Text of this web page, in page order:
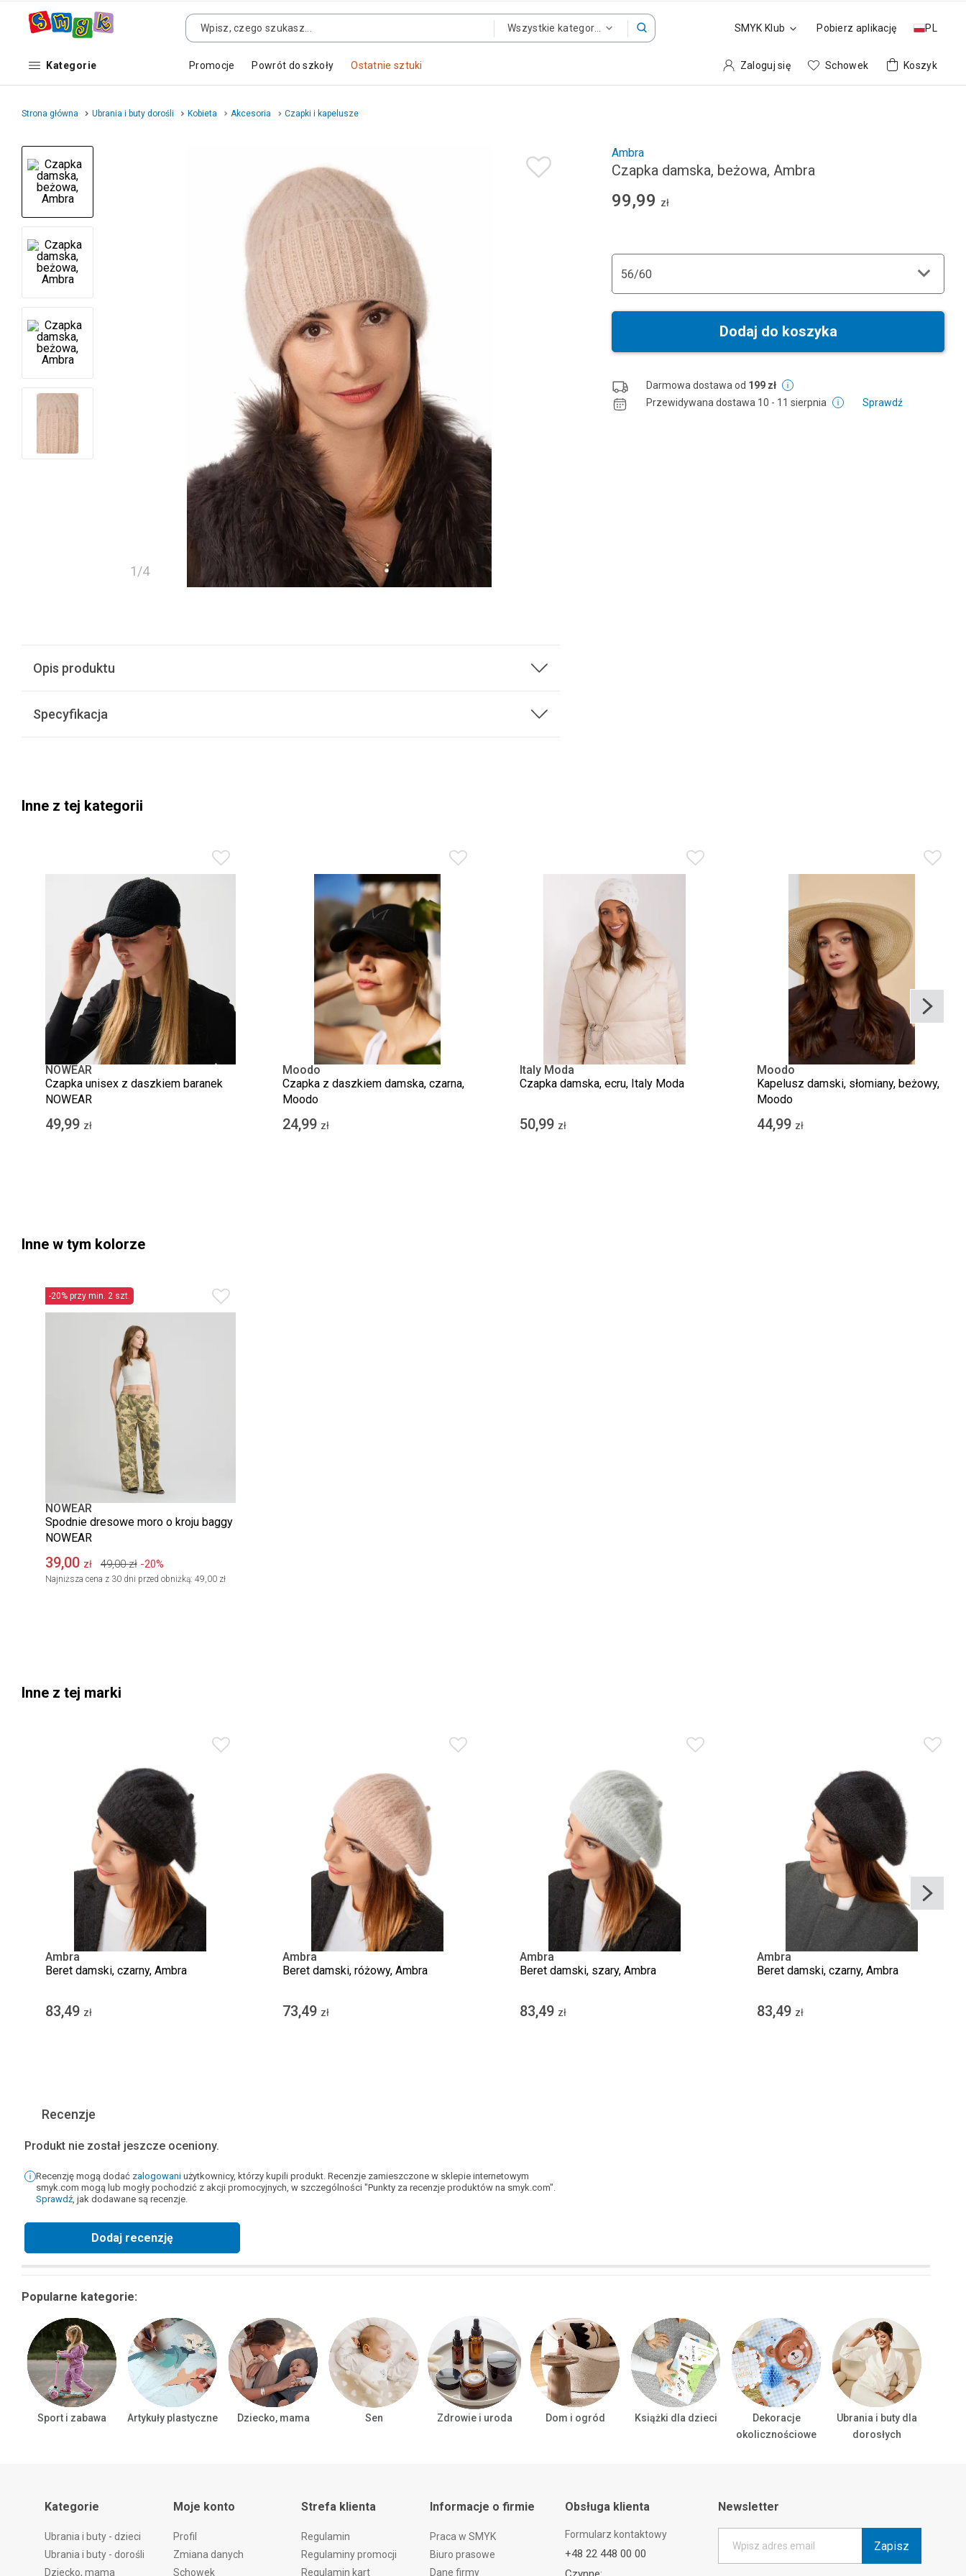
SMYK Klub Pobierz aplikację PL
Kategorie Promocje Powrót do szkoły Ostatnie sztuki Zaloguj się Schowek Koszyk
Strona główna Ubrania i buty dorośli Kobieta Akcesoria Czapki i kapelusze
1/4
Opis produktu
Specyfikacja
Ambra
Czapka damska, beżowa, Ambra
99,99 zł
56/60
Dodaj do koszyka
Darmowa dostawa od 199 zł
Przewidywana dostawa 10 - 11 sierpnia Sprawdź
Inne z tej kategorii
NOWEAR
Czapka unisex z daszkiem baranek
NOWEAR
49,99 zł
Moodo
Czapka z daszkiem damska, czarna,
Moodo
24,99 zł
Italy Moda
Czapka damska, ecru, Italy Moda
50,99 zł
Moodo
Kapelusz damski, słomiany, beżowy,
Moodo
44,99 zł
Inne w tym kolorze
-20% przy min. 2 szt.
NOWEAR
Spodnie dresowe moro o kroju baggy
NOWEAR
39,00 zł 49,00 zł -20%
Najniższa cena z 30 dni przed obniżką: 49,00 zł
Inne z tej marki
Ambra
Beret damski, czarny, Ambra
83,49 zł
Ambra
Beret damski, różowy, Ambra
73,49 zł
Ambra
Beret damski, szary, Ambra
83,49 zł
Ambra
Beret damski, czarny, Ambra
83,49 zł
Recenzje
Produkt nie został jeszcze oceniony.
Recenzję mogą dodać zalogowani użytkownicy, którzy kupili produkt. Recenzje zamieszczone w sklepie internetowym
smyk.com mogą lub mogły pochodzić z akcji promocyjnych, w szczególności "Punkty za recenzje produktów na smyk.com".
Sprawdź, jak dodawane są recenzje.
Dodaj recenzję
Popularne kategorie:
Sport i zabawa Artykuły plastyczne Dziecko, mama Sen Zdrowie i uroda Dom i ogród Książki dla dzieci
Dekoracje
okolicznościowe
Ubrania i buty dla
dorosłych
Kategorie
Ubrania i buty - dzieci
Ubrania i buty - dorośli
Dziecko, mama
Moje konto
Profil
Zmiana danych
Schowek
Strefa klienta
Regulamin
Regulaminy promocji
Regulamin kart
Informacje o firmie
Praca w SMYK
Biuro prasowe
Dane firmy
Obsługa klienta
Formularz kontaktowy
+48 22 448 00 00
Newsletter
Wpisz adres email Zapisz